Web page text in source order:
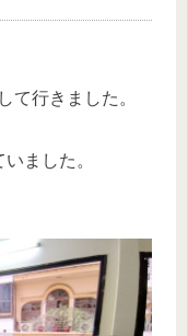
て行きました。
ました。